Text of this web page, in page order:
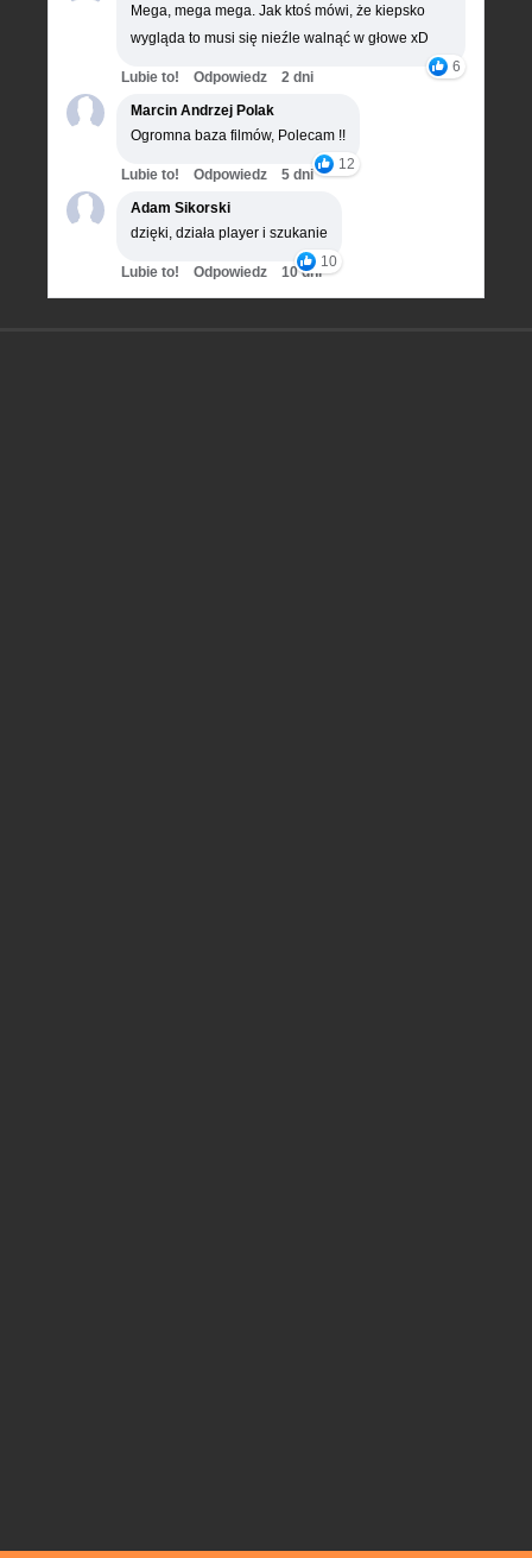
Mega, mega mega. Jak ktoś mówi, że kiepsko
wygląda to musi się nieźle walnąć w głowe xD
6
Lubie to! Odpowiedz
2 dni
Marcin Andrzej Polak
Ogromna baza filmów, Polecam !!
12
Lubie to! Odpowiedz
5 dni
Adam Sikorski
dzięki, działa player i szukanie
10
Lubie to! Odpowiedz 10 dni